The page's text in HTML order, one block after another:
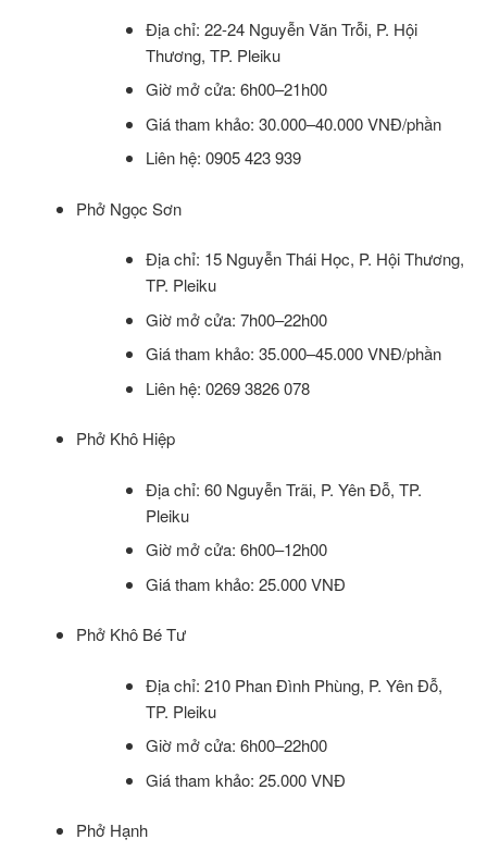
Địa chỉ: 22-24 Nguyễn Văn Trỗi, P. Hội
Thương, TP. Pleiku
Giờ mở cửa: 6h00–21h00
Giá tham khảo: 30.000–40.000 VNĐ/phần
Liên hệ: 0905 423 939
Phở Ngọc Sơn
Địa chỉ: 15 Nguyễn Thái Học, P. Hội Thương,
TP. Pleiku
Giờ mở cửa: 7h00–22h00
Giá tham khảo: 35.000–45.000 VNĐ/phần
Liên hệ: 0269 3826 078
Phở Khô Hiệp
Địa chỉ: 60 Nguyễn Trãi, P. Yên Đỗ, TP.
Pleiku
Giờ mở cửa: 6h00–12h00
Giá tham khảo: 25.000 VNĐ
Phở Khô Bé Tư
Địa chỉ: 210 Phan Đình Phùng, P. Yên Đỗ,
TP. Pleiku
Giờ mở cửa: 6h00–22h00
Giá tham khảo: 25.000 VNĐ
Phở Hạnh